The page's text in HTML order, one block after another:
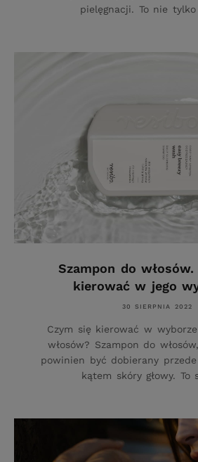
pielęgnacji. To nie tylko
Szampon do
kierować w jego
30 SIERPNIA 2022
Czym się kierować w
włosów? Szampon do
powinien być dobierany
kątem skóry głowy. To